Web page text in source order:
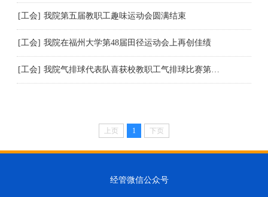
[工会] 我院第五届教职工趣味运动会圆满结束
[工会] 我院在福州大学第48届田径运动会上再创佳绩
[工会] 我院气排球代表队喜获校教职工气排球比赛第三名
上页 1 下页
经管微信公众号